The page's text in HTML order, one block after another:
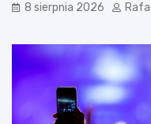
8 sierpnia 2026